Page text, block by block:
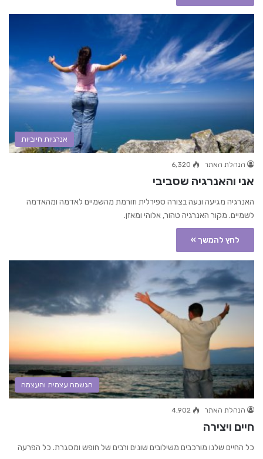
אנרגיות חיוביות
הנהלת האתר 6,320
אני והאנרגיה שסביבי
האנרגיה מגיעה ונעה בצורה ספירלית וזורמת מהשמיים לאדמה ומהאדמה
לשמיים. מקור האנרגיה טהור, אלוהי ומאזן.
לחץ להמשך »
הגשמה עצמית והעצמה
הנהלת האתר 4,902
חיים ויצירה
כל החיים שלנו מורכבים משילובים שונים ורבים של חופש ומסגרת. כל הפרעה